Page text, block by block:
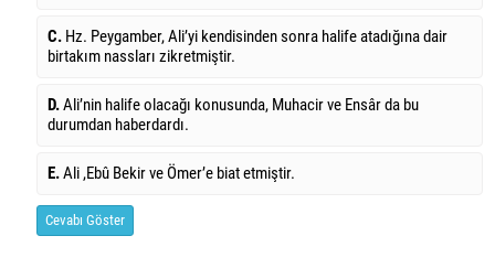
C. Hz. Peygamber, Ali’yi kendisinden sonra halife atadığına dair
birtakım nassları zikretmiştir.
D.Ali’nin halife olacağı konusunda, Muhacir ve Ensâr da bu
durumdan haberdardı.
E.Ali ,Ebû Bekir ve Ömer’e biat etmiştir.
Cevabı Göster